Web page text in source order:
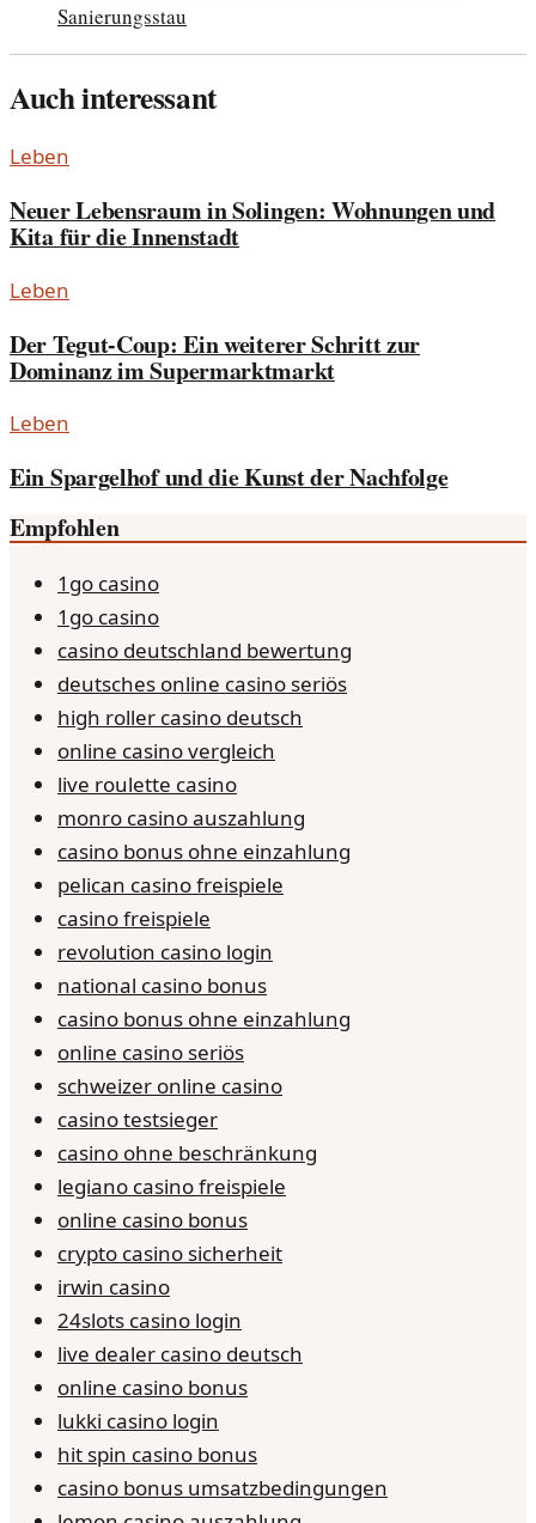
Sanierungsstau
Auch interessant
Leben
Neuer Lebensraum in Solingen: Wohnungen und
Kita für die Innenstadt
Leben
Der Tegut-Coup: Ein weiterer Schritt zur
Dominanz im Supermarktmarkt
Leben
Ein Spargelhof und die Kunst der Nachfolge
Empfohlen
1go casino
1go casino
casino deutschland bewertung
deutsches online casino seriös
high roller casino deutsch
online casino vergleich
live roulette casino
monro casino auszahlung
casino bonus ohne einzahlung
pelican casino freispiele
casino freispiele
revolution casino login
national casino bonus
casino bonus ohne einzahlung
online casino seriös
schweizer online casino
casino testsieger
casino ohne beschränkung
legiano casino freispiele
online casino bonus
crypto casino sicherheit
irwin casino
24slots casino login
live dealer casino deutsch
online casino bonus
lukki casino login
hit spin casino bonus
casino bonus umsatzbedingungen